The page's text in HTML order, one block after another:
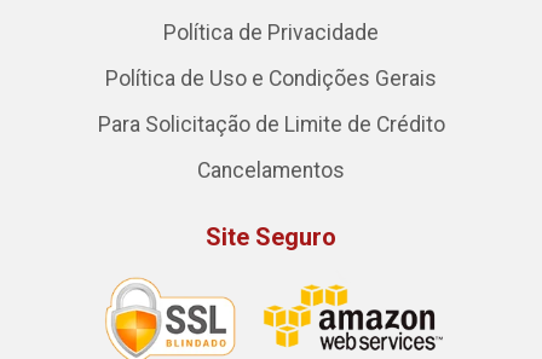
Política de Privacidade
Política de Uso e Condições Gerais
Para Solicitação de Limite de Crédito
Cancelamentos
Site Seguro